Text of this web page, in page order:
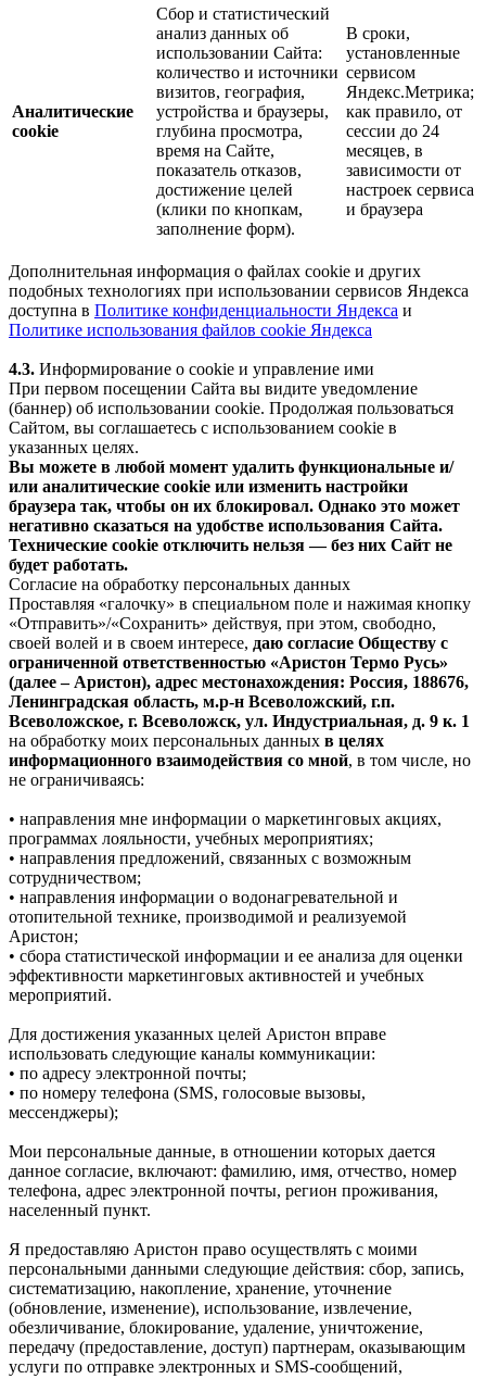
Аналитические
cookie
Сбор и статистический
анализ данных об
использовании Сайта:
количество и источники
визитов, география,
устройства и браузеры,
глубина просмотра,
время на Сайте,
показатель отказов,
достижение целей
(клики по кнопкам,
заполнение форм).
В сроки,
установленные
сервисом
Яндекс.Метрика;
как правило, от
сессии до 24
месяцев, в
зависимости от
настроек сервиса
и браузера
Дополнительная информация о файлах cookie и других
подобных технологиях при использовании сервисов Яндекса
доступна в Политике конфиденциальности Яндекса и
Политике использования файлов cookie Яндекса
4.3. Информирование о cookie и управление ими
При первом посещении Сайта вы видите уведомление
(баннер) об использовании cookie. Продолжая пользоваться
Сайтом, вы соглашаетесь с использованием cookie в
указанных целях.
Вы можете в любой момент удалить функциональные и/
или аналитические cookie или изменить настройки
браузера так, чтобы он их блокировал. Однако это может
негативно сказаться на удобстве использования Сайта.
Технические cookie отключить нельзя — без них Сайт не
будет работать.
Согласие на обработку персональных данных
Проставляя «галочку» в специальном поле и нажимая кнопку
«Отправить»/«Сохранить» действуя, при этом, свободно,
своей волей и в своем интересе, даю согласие Обществу с
ограниченной ответственностью «Аристон Термо Русь»
(далее – Аристон), адрес местонахождения: Россия, 188676,
Ленинградская область, м.р-н Всеволожский, г.п.
Всеволожское, г. Всеволожск, ул. Индустриальная, д. 9 к. 1
на обработку моих персональных данных в целях
информационного взаимодействия со мной, в том числе, но
не ограничиваясь:
• направления мне информации о маркетинговых акциях,
программах лояльности, учебных мероприятиях;
• направления предложений, связанных с возможным
сотрудничеством;
• направления информации о водонагревательной и
отопительной технике, производимой и реализуемой
Аристон;
• сбора статистической информации и ее анализа для оценки
эффективности маркетинговых активностей и учебных
мероприятий.
Для достижения указанных целей Аристон вправе
использовать следующие каналы коммуникации:
• по адресу электронной почты;
• по номеру телефона (SMS, голосовые вызовы,
мессенджеры);
Мои персональные данные, в отношении которых дается
данное согласие, включают: фамилию, имя, отчество, номер
телефона, адрес электронной почты, регион проживания,
населенный пункт.
Я предоставляю Аристон право осуществлять с моими
персональными данными следующие действия: сбор, запись,
систематизацию, накопление, хранение, уточнение
(обновление, изменение), использование, извлечение,
обезличивание, блокирование, удаление, уничтожение,
передачу (предоставление, доступ) партнерам, оказывающим
услуги по отправке электронных и SMS‑сообщений,